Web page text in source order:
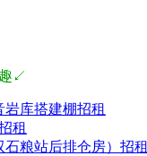
↙
库搭建棚招租
租
粮站后排仓房）招租